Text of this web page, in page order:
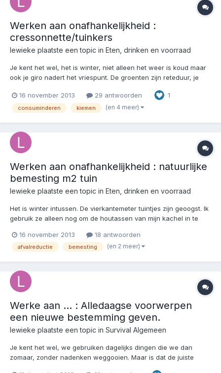
Werken aan onafhankelijkheid :
cressonnette/tuinkers
lewieke plaatste een topic in Eten, drinken en voorraad
Je kent het wel, het is winter, niet alleen het weer is koud maar
ook je giro nadert het vriespunt. De groenten zijn reteduur, je
anders en liefst iets wat boordevol voedingsstoffen zit. Als je er
een beetje moeite voor wil doen,...
16 november 2013 29 antwoorden 1
consuminderen kiemen (en 4 meer)
Werken aan onafhankelijkheid : natuurlijke
bemesting m2 tuin
lewieke plaatste een topic in Eten, drinken en voorraad
Het is winter intussen. De vierkantemeter tuintjes zijn geoogst. Ik
gebruik ze alleen nog om de houtassen van mijn kachel in te
gebruikt als bemesting. http://shop.p-plus.nl/artikel.php?IK=2291
Intussen las ik enkele artikele...
16 november 2013 18 antwoorden
afvalreductie bemesting (en 2 meer)
Werke aan ... : Alledaagse voorwerpen
een nieuwe bestemming geven.
lewieke plaatste een topic in Survival Algemeen
Je kent het wel, we gebruiken dagelijks dingen die we dan
zomaar, zonder nadenken weggooien. Maar is dat de juiste